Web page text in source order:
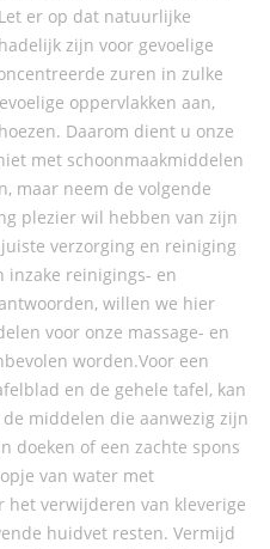
er op dat natuurlijke
zijn voor gevoelige
zuren in zulke
oppervlakken aan,
Daarom dient u onze
met schoonmaakmiddelen
maar neem de volgende
plezier wil hebben van zijn
verzorging en reiniging
inzake reinigings- en
willen we hier
voor onze massage- en
worden.Voor een
en de gehele tafel, kan
middelen die aanwezig zijn
doeken of een zachte spons
van water met
het verwijderen van kleverige
huidvet resten. Vermijd